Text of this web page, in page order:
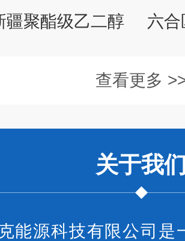
疆聚酯级乙二醇
查看更多
关于我
能源科技有限公司是